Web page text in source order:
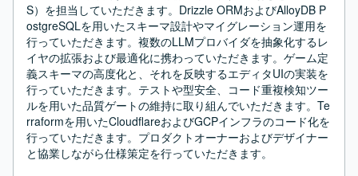
S）を担当していただきます。Drizzle ORMおよびAlloyDB P
ostgreSQLを用いたスキーマ設計やマイグレーション運用を
行っていただきます。複数のLLMプロバイダを抽象化するレ
イヤの拡張および最適化に携わっていただきます。ゲーム定
義スキーマの高度化と、それを反映するエディタUIの実装を
行っていただきます。テストや型安全、コード重複検知ツー
ルを用いた品質ゲートの維持に取り組んでいただきます。Te
rraformを用いたCloudflareおよびGCPインフラのコード化を
行っていただきます。プロダクトオーナーおよびデザイナー
と協業しながら仕様策定を行っていただきます。